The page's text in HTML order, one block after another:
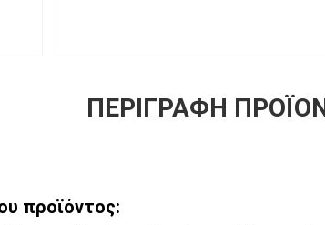
ΠΕΡΙΓΡΑΦΉ
προϊόντος: